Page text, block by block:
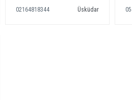
02164818344
Üsküdar